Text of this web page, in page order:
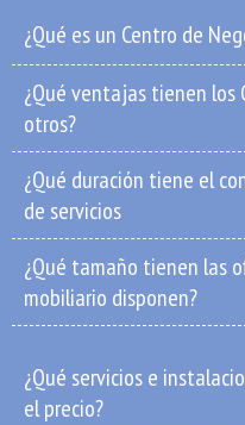
¿Qué es un Centro de
¿Qué ventajas tienen los
otros?
¿Qué duración tiene el
de servicios
¿Qué tamaño tienen las
mobiliario disponen?
¿Qué servicios e
el precio?